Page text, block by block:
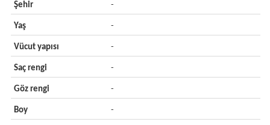
Şehir -
Yaş -
Vücut yapısı -
Saç rengi -
Göz rengi -
Boy -